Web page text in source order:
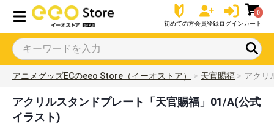
初めての方会員登録ログイン
0
カート
アニメグッズECのeeo Store（イーオストア） 天官賜福 アクリ
アクリルスタンドプレート「天官賜福」01/A(公式
イラスト)